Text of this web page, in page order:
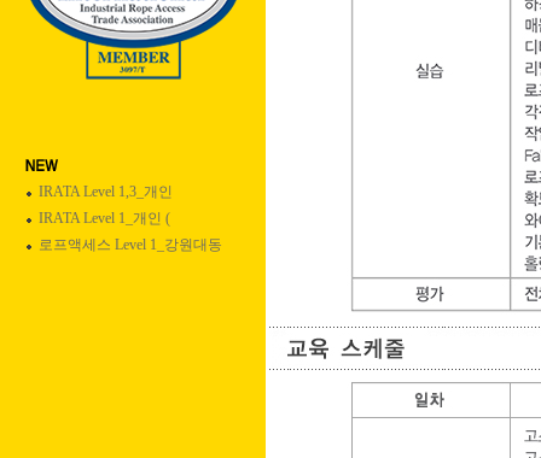
IRATA Level 1,3_개인
IRATA Level 1_개인 (
로프액세스 Level 1_강원대동